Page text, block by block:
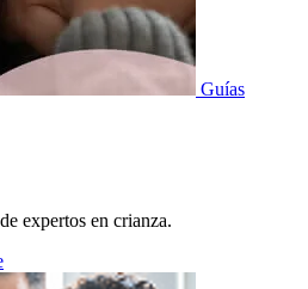
Guías
expertos en crianza.